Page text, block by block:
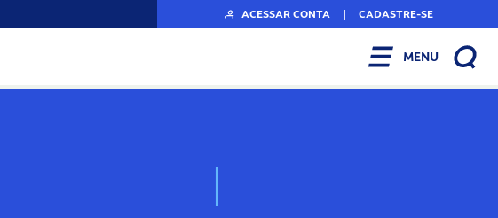
ACESSAR CONTA | CADASTRE-SE
MENU
N